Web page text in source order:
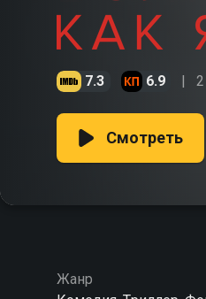
7.3 6.9
Смотреть
Жанр